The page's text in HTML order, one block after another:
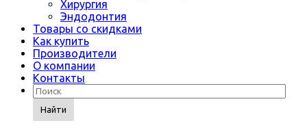
Хирургия
Эндодонтия
Товары со скидками
Как купить
Производители
О компании
Контакты
Найти